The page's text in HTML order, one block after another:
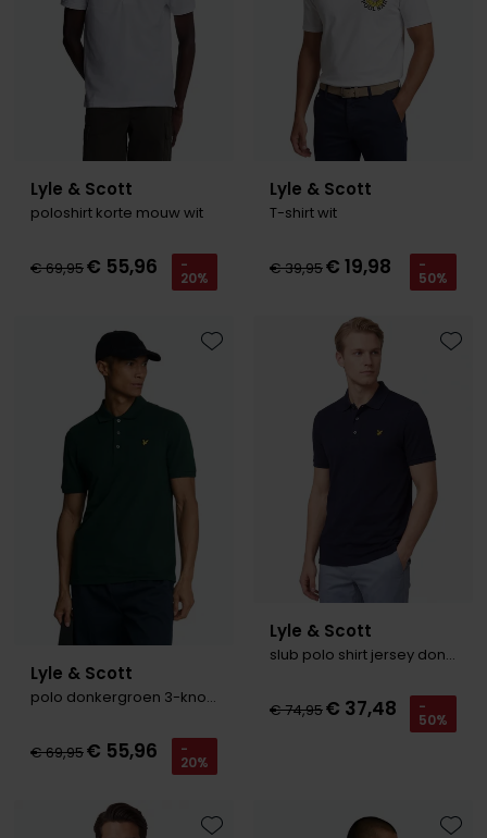
Lyle & Scott
poloshirt korte mouw wit
€ 69,95€ 55,96 -
20%
Lyle & Scott
T-shirt wit
€ 39,95€ 19,98 -
50%
Lyle & Scott
polo donkergroen 3-knoops
€ 69,95€ 55,96 -
20%
Toevoegen aan favorieten
Lyle & Scott
slub polo shirt jersey donkerblauw
€ 74,95€ 37,48 -
50%